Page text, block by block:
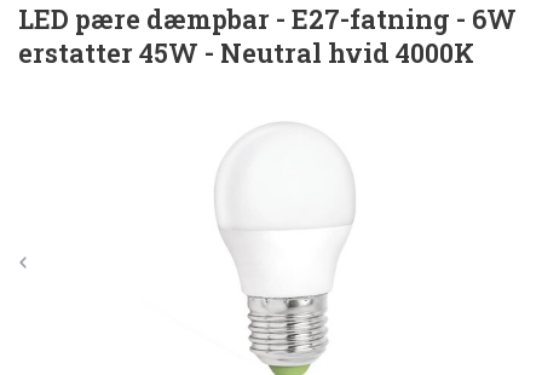
LED pære dæmpbar - E27-fatning - 6W
erstatter 45W - Neutral hvid 4000K